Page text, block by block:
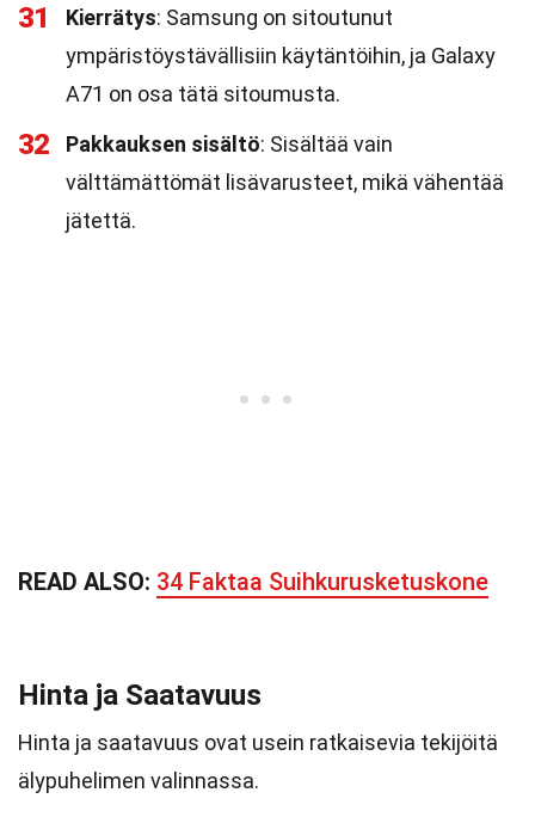
31 Kierrätys: Samsung on sitoutunut
ympäristöystävällisiin käytäntöihin, ja Galaxy
A71 on osa tätä sitoumusta.
32 Pakkauksen sisältö: Sisältää vain
välttämättömät lisävarusteet, mikä vähentää
jätettä.
READ ALSO: 34 Faktaa Suihkurusketuskone
Hinta ja Saatavuus
Hinta ja saatavuus ovat usein ratkaisevia tekijöitä
älypuhelimen valinnassa.